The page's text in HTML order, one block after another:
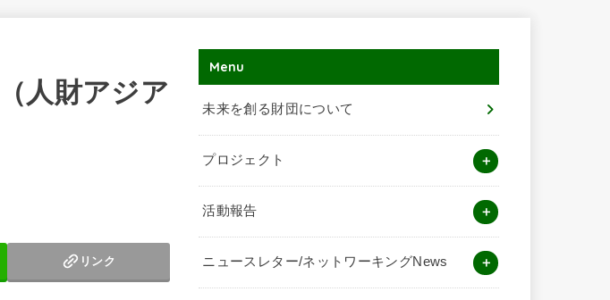
人財アジア
リンク
Menu
未来を創る財団について
プロジェクト
活動報告
ニュースレター/ネットワーキングNews